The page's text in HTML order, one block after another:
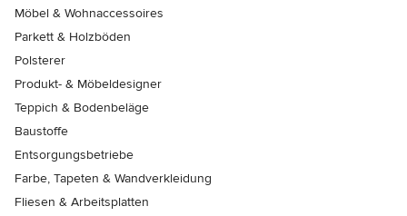
Möbel & Wohnaccessoires
Parkett & Holzböden
Polsterer
Produkt- & Möbeldesigner
Teppich & Bodenbeläge
Baustoffe
Entsorgungsbetriebe
Farbe, Tapeten & Wandverkleidung
Fliesen & Arbeitsplatten